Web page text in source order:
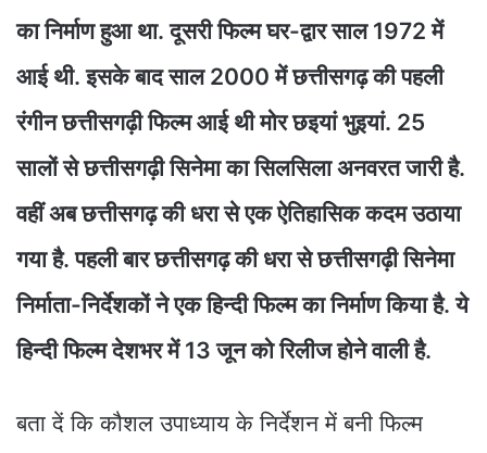
का निर्माण हुआ था. दूसरी फिल्म घर-द्वार साल 1972 में
आई थी. इसके बाद साल 2000 में छत्तीसगढ़ की पहली
रंगीन छत्तीसगढ़ी फिल्म आई थी मोर छइयां भुइयां. 25
सालों से छत्तीसगढ़ी सिनेमा का सिलसिला अनवरत जारी है.
वहीं अब छत्तीसगढ़ की धरा से एक ऐतिहासिक कदम उठाया
गया है. पहली बार छत्तीसगढ़ की धरा से छत्तीसगढ़ी सिनेमा
निर्माता-निर्देशकों ने एक हिन्दी फिल्म का निर्माण किया है. ये
हिन्दी फिल्म देशभर में 13 जून को रिलीज होने वाली है.
बता दें कि कौशल उपाध्याय के निर्देशन में बनी फिल्म